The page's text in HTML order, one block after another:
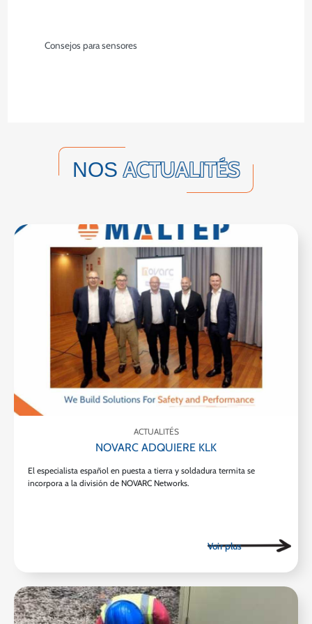
Consejos para sensores
NOSACTUALITÉS
ACTUALITÉS
NOVARC ADQUIERE KLK
El especialista español en puesta a tierra y soldadura termita se
incorpora a la división de NOVARC Networks.